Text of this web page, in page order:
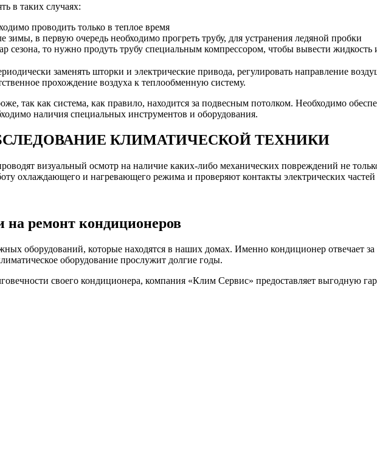
в таких случаях:
проводить только в теплое время
зимы, в первую очередь необходимо прогреть трубу, для устранения ледяной пробки
сезона, то нужно продуть трубу специальным компрессором, чтобы вывести жидкость
заменять шторки и электрические привода, регулировать направление
прохождение воздуха к теплообменную систему.
так как система, как правило, находится за подвесным потолком. Необходимо
наличия специальных инструментов и оборудования.
КЛИМАТИЧЕСКОЙ ТЕХНИКИ
визуальный осмотр на наличие каких-либо механических повреждений не
охлаждающего и нагревающего режима и проверяют контакты электрических частей
на ремонт кондиционеров
оборудований, которые находятся в наших домах. Именно кондиционер отвечает
оборудование прослужит долгие годы.
своего кондиционера, компания «Клим Сервис» предоставляет выгодную